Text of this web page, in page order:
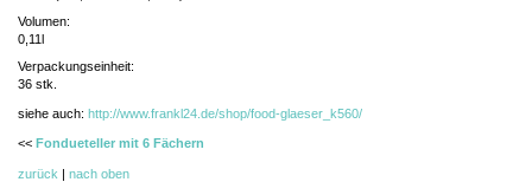
Volumen:
0,11l
Verpackungseinheit:
36 stk.
siehe auch: http://www.frankl24.de/shop/food-glaeser_k560/
<< Fondueteller mit 6 Fächern
zurück | nach oben